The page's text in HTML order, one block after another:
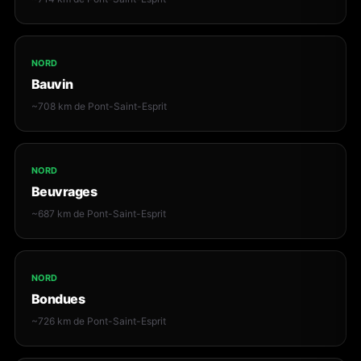
NORD
Bauvin
~708 km de Pont-Saint-Esprit
NORD
Beuvrages
~687 km de Pont-Saint-Esprit
NORD
Bondues
~726 km de Pont-Saint-Esprit